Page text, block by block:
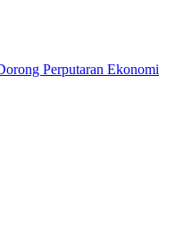
Perputaran Ekonomi